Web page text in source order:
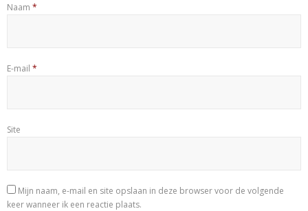
Naam *
E-mail *
Site
Mijn naam, e-mail en site opslaan in deze browser voor de volgende
keer wanneer ik een reactie plaats.